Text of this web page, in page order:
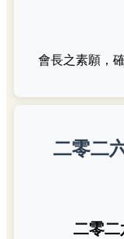
會長之素願，
二零二
二零二